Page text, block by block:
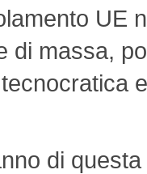
UE
di massa,
di